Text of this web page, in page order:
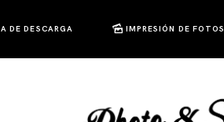
DE DESCARGA IMPRESIÓN DE FOTOS